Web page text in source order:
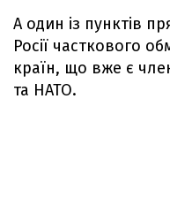
А один із пунктів
Росії часткового
країн, що вже є
та НАТО.